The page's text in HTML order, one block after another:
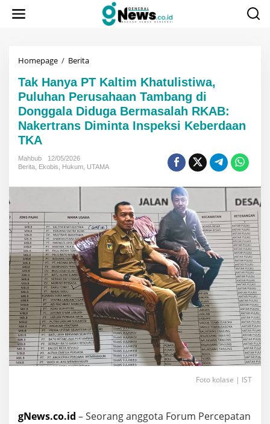
Homepage / BeritaTak
PT
Kaltim
Khatulistiwa,
Puluhan
Perusahaan
Diduga
RKAB:
Nakertrans
Diminta
Inspeksi
Keberdaan
TKA
Tak Hanya PT Kaltim Khatulistiwa,
Puluhan Perusahaan Tambang di
Donggala Diduga Bermasalah RKAB:
Nakertrans Diminta Inspeksi Keberdaan
TKA
Mahbub
12/05/2026
Berita Ekobis Hukum UTAMA
Foto kolase | IST
gNews.co.id – Seorang anggota Forum Percepatan